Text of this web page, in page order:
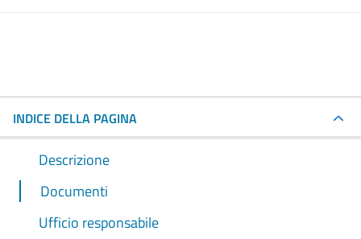
INDICE DELLA PAGINA
Descrizione
Documenti
Ufficio responsabile